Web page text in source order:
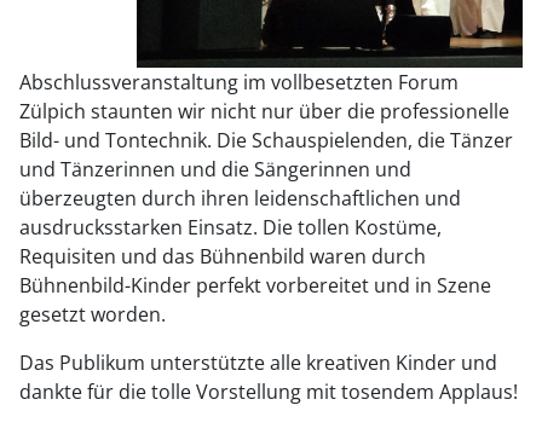
Abschlussveranstaltung im vollbesetzten Forum
Zülpich staunten wir nicht nur über die professionelle
Bild- und Tontechnik. Die Schauspielenden, die Tänzer
und Tänzerinnen und die Sängerinnen und
überzeugten durch ihren leidenschaftlichen und
ausdrucksstarken Einsatz. Die tollen Kostüme,
Requisiten und das Bühnenbild waren durch
Bühnenbild-Kinder perfekt vorbereitet und in Szene
gesetzt worden.
Das Publikum unterstützte alle kreativen Kinder und
dankte für die tolle Vorstellung mit tosendem Applaus!